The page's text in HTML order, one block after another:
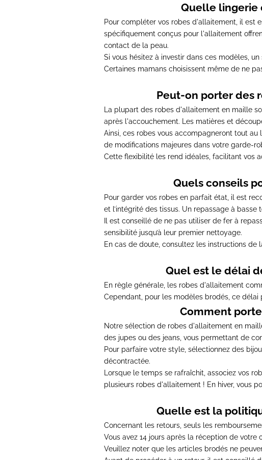
Quelle lingerie
Pour compléter vos robes d'allaitement, il est
spécifiquement conçus pour l'allaitement
contact de la peau.
Si vous hésitez à investir dans ces modèles, un
Certaines mamans choisissent même de ne
Peut-on porter des
La plupart des robes d'allaitement en maille
après l'accouchement.
Les matières et
Ainsi, ces robes vous accompagneront tout au
de modifications majeures dans votre garde-
Cette flexibilité les rend idéales , facilitant vos
Quels conseils
Pour garder vos robes en parfait état, il est
et l’intégrité des tissus. Un repassage à basse
Il est conseillé de ne pas utiliser de fer à
sensibilité jusqu’à leur premier nettoyage.
En cas de doute , consultez les instructions
Quel est le délai
En règle générale, les robes d'allaitement
Cependant, pour les modèles brodés, ce délai
Comment
Notre sélection de robes d'allaitement en
des jupes ou des jeans, vous permettant de
Pour parfaire votre style, sélectionnez des
décontractée.
Lorsque le temps se rafraîchit, associez vos
plusieurs robes d'allaitement ! En hiver, vous
Quelle est la
Concernant les retours, seuls les
Vous avez 14 jours après la réception de
Veuillez noter que les articles brodés ne